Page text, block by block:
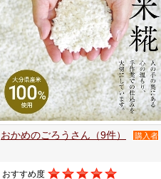
おかめのごろうさん（9件） 購入者
おすすめ度